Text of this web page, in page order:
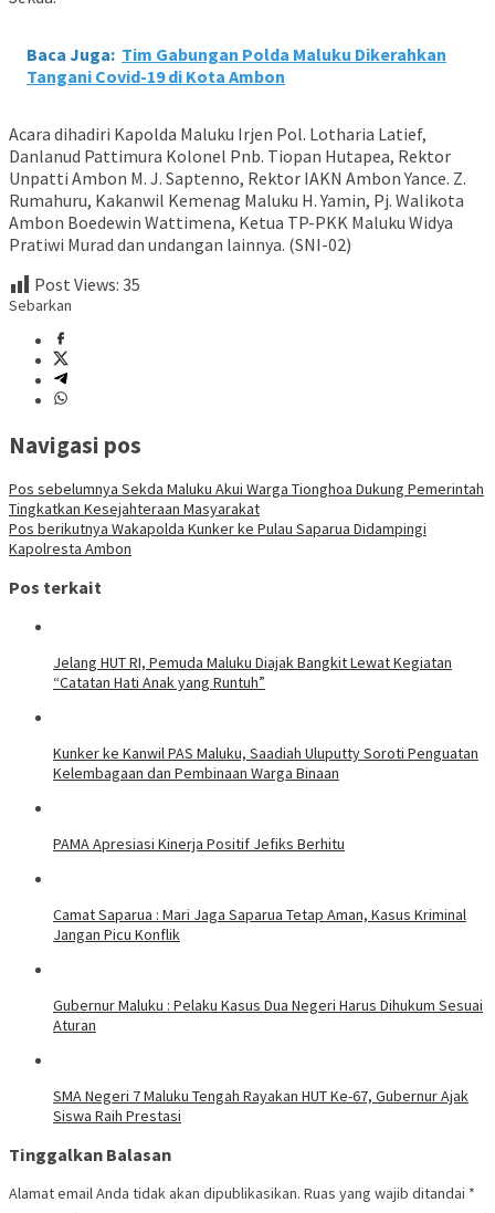
Baca Juga: Tim Gabungan Polda Maluku Dikerahkan
Tangani Covid-19 di Kota Ambon
Acara dihadiri Kapolda Maluku Irjen Pol. Lotharia Latief,
Danlanud Pattimura Kolonel Pnb. Tiopan Hutapea, Rektor
Unpatti Ambon M. J. Saptenno, Rektor IAKN Ambon Yance. Z.
Rumahuru, Kakanwil Kemenag Maluku H. Yamin, Pj. Walikota
Ambon Boedewin Wattimena, Ketua TP-PKK Maluku Widya
Pratiwi Murad dan undangan lainnya. (SNI-02)
Post Views: 35
Sebarkan
Navigasi pos
Pos sebelumnya Sekda Maluku Akui Warga Tionghoa Dukung Pemerintah
Tingkatkan Kesejahteraan Masyarakat
Pos berikutnya Wakapolda Kunker ke Pulau Saparua Didampingi
Kapolresta Ambon
Pos terkait
Jelang HUT RI, Pemuda Maluku Diajak Bangkit Lewat Kegiatan
“Catatan Hati Anak yang Runtuh”
Kunker ke Kanwil PAS Maluku, Saadiah Uluputty Soroti Penguatan
Kelembagaan dan Pembinaan Warga Binaan
PAMA Apresiasi Kinerja Positif Jefiks Berhitu
Camat Saparua : Mari Jaga Saparua Tetap Aman, Kasus Kriminal
Jangan Picu Konflik
Gubernur Maluku : Pelaku Kasus Dua Negeri Harus Dihukum Sesuai
Aturan
SMA Negeri 7 Maluku Tengah Rayakan HUT Ke-67, Gubernur Ajak
Siswa Raih Prestasi
Tinggalkan Balasan
Alamat email Anda tidak akan dipublikasikan. Ruas yang wajib ditandai *